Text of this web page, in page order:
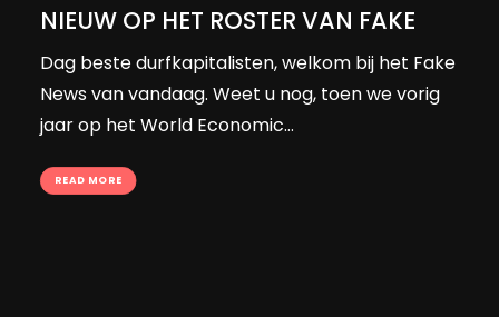
NIEUW OP HET ROSTER VAN FAKE
Dag beste durfkapitalisten, welkom bij het Fake
News van vandaag. Weet u nog, toen we vorig
jaar op het World Economic…
READ MORE